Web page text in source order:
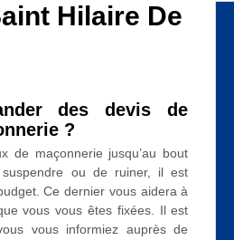
Hilaire De
des devis de
?
de maçonnerie jusqu’au bout
ou de ruiner, il est
Ce dernier vous aidera à
vous vous êtes fixées. Il est
vous informiez auprès de